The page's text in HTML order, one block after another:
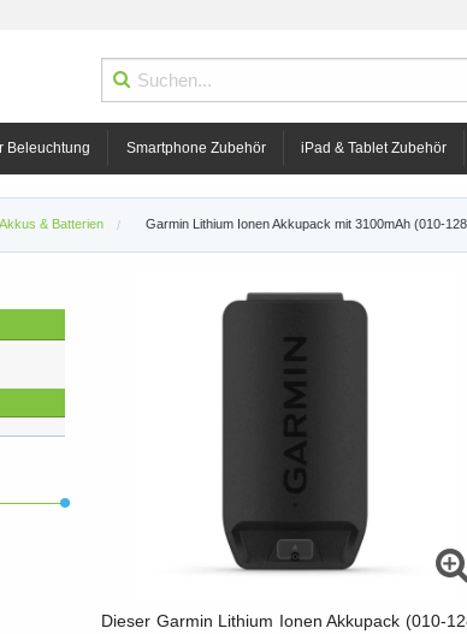
Beleuchtung Smartphone Zubehör iPad & Tablet Zubehör
Akkus & Batterien Garmin Lithium Ionen Akkupack mit 3100mAh (010-
Dieser Garmin Lithium Ionen Akkupack (010-